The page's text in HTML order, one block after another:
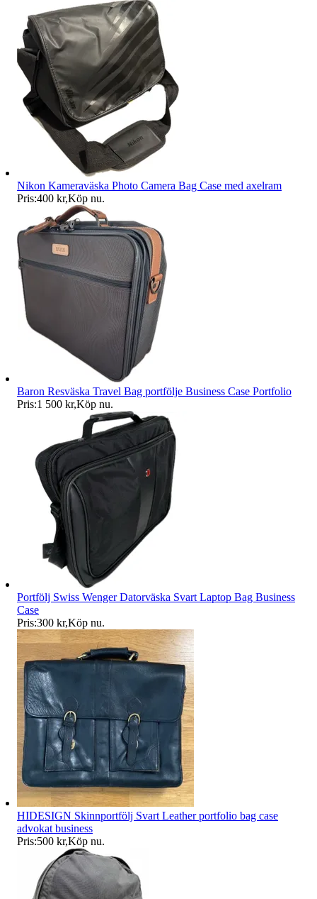
Nikon Kameraväska Photo Camera Bag Case med axelram
Pris:400 kr,Köp nu.
Baron Resväska Travel Bag portfölje Business Case Portfolio
Pris:1 500 kr,Köp nu.
Portfölj Swiss Wenger Datorväska Svart Laptop Bag Business
Case
Pris:300 kr,Köp nu.
HIDESIGN Skinnportfölj Svart Leather portfolio bag case
advokat business
Pris:500 kr,Köp nu.